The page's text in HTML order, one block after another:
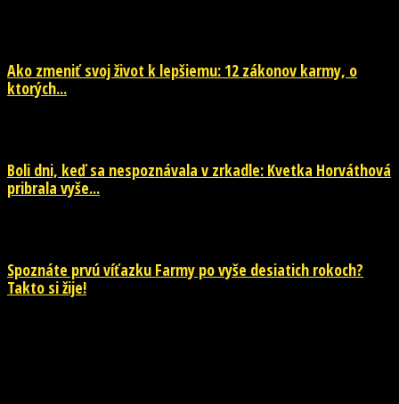
Ako zmeniť svoj život k lepšiemu: 12 zákonov karmy, o
ktorých...
Boli dni, keď sa nespoznávala v zrkadle: Kvetka Horváthová
pribrala vyše...
Spoznáte prvú víťazku Farmy po vyše desiatich rokoch?
Takto si žije!